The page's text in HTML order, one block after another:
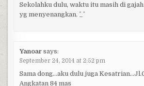
Sekolahku dulu, waktu itu masih di
yg menyenangkan. ^_^
Yanoar says:
September 24, 2014 at 2:52 pm
Sama dong…aku dulu juga
Angkatan 84 mas